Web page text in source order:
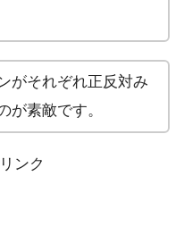
がそれぞれ正反対み
が素敵です。
ンク